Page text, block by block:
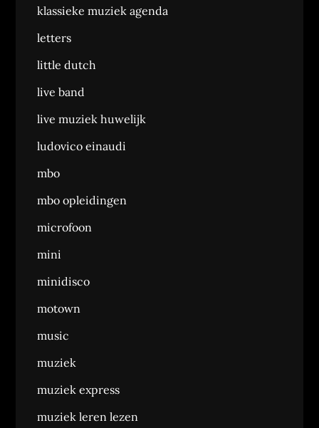
klassieke muziek agenda
letters
little dutch
live band
live muziek huwelijk
ludovico einaudi
mbo
mbo opleidingen
microfoon
mini
minidisco
motown
music
muziek
muziek express
muziek leren lezen